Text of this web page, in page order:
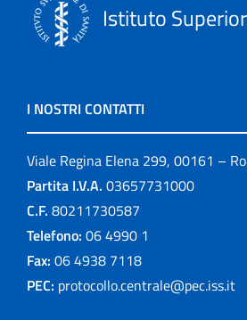
Istituto
I NOSTRI CONTATTI
Viale Regina Elena 299, 00161 –
Partita I.V.A. 03657731000
C.F. 80211730587
Telefono: 06 4990 1
Fax: 06 4938 7118
PEC: protocollo.centrale@pec.iss.it